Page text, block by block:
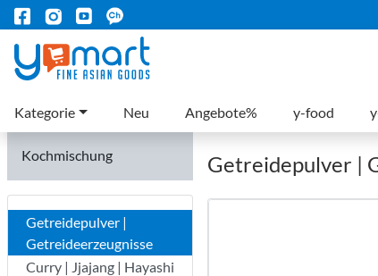
Kategorie Neu Angebote% y-food
Kochmischung
Getreidepulver |
Getreideerzeugnisse
Curry | Jjajang | Hayashi
Getreidepulver |